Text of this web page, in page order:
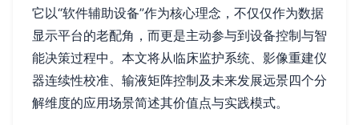
它以“软件辅助设备”作为核心理念，不仅仅作为数据
显示平台的老配角，而更是主动参与到设备控制与智
能决策过程中。本文将从临床监护系统、影像重建仪
器连续性校准、输液矩阵控制及未来发展远景四个分
解维度的应用场景简述其价值点与实践模式。